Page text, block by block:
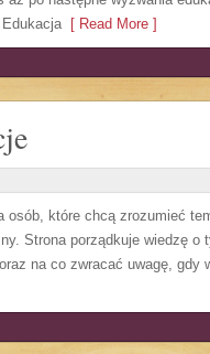
[ Read More ]
osób, które chcą zrozumieć
Strona porządkuje wiedzę
na co zwracać uwagę, gdy